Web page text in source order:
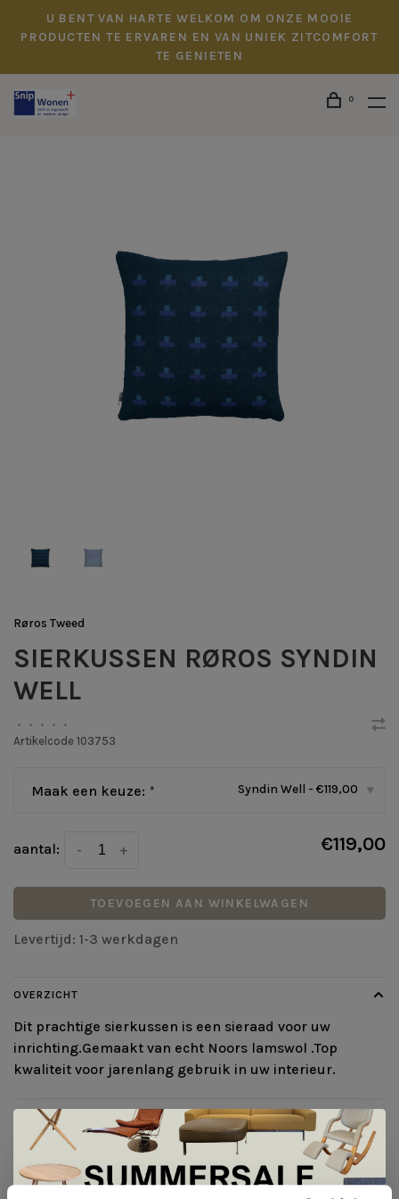
U BENT VAN HARTE WELKOM OM ONZE MOOIE
PRODUCTEN TE ERVAREN EN VAN UNIEK ZITCOMFORT
TE GENIETEN
0
Røros Tweed
SIERKUSSEN RØROS SYNDIN
WELL
• • • •
•
Artikelcode 103753
Maak een keuze: * Syndin Well - €119,00 ▾
aantal: +
- €119,00
TOEVOEGEN AAN WINKELWAGEN
Levertijd: 1-3 werkdagen
OVERZICHT
Dit prachtige sierkussen is een sieraad voor uw
inrichting.Gemaakt van echt Noors lamswol .Top
kwaliteit voor jarenlang gebruik in uw interieur.
DETAILS
SYNDIN